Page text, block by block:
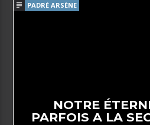
PADRÉ ARSÈNE
NOTRE
PARFOIS A LA